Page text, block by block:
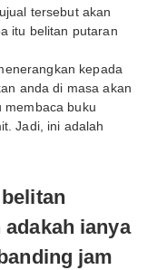
tersebut akan
itu belitan putaran
kepada
anda di masa akan
membaca buku
Jadi, ini adalah
ianya
jam